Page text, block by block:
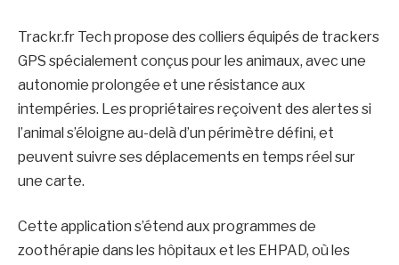
Trackr.fr Tech propose des colliers équipés de trackers
GPS spécialement conçus pour les animaux, avec une
autonomie prolongée et une résistance aux
intempéries. Les propriétaires reçoivent des alertes si
l’animal s’éloigne au-delà d’un périmètre défini, et
peuvent suivre ses déplacements en temps réel sur
une carte.
Cette application s’étend aux programmes de
zoothérapie dans les hôpitaux et les EHPAD, où les